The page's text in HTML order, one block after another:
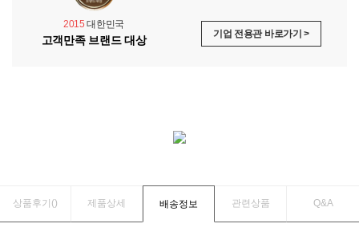
2015 대한민국
고객만족 브랜드 대상 기업 전용관 바로가기 >
상품후기() 제품상세 배송정보 관련상품 Q&A